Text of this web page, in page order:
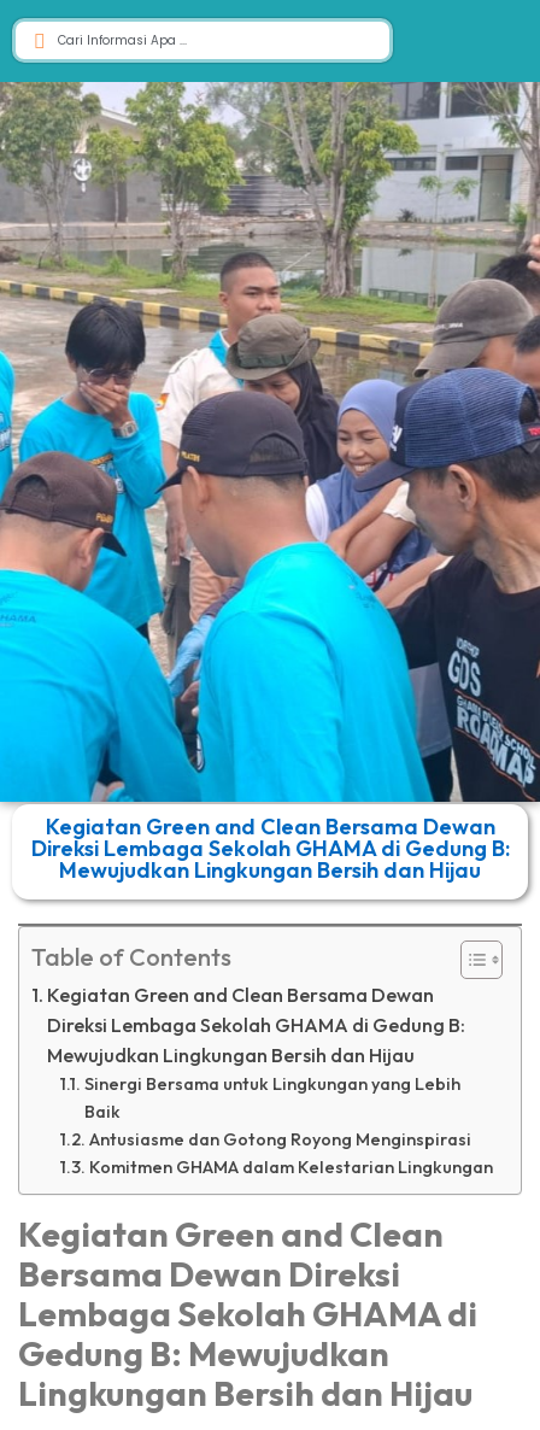
Kegiatan Green and Clean Bersama Dewan
Direksi Lembaga Sekolah GHAMA di Gedung B:
Mewujudkan Lingkungan Bersih dan Hijau
Table of Contents
Kegiatan Green and Clean Bersama Dewan
Direksi Lembaga Sekolah GHAMA di Gedung B:
Mewujudkan Lingkungan Bersih dan Hijau
Sinergi Bersama untuk Lingkungan yang Lebih
Baik
Antusiasme dan Gotong Royong Menginspirasi
Komitmen GHAMA dalam Kelestarian Lingkungan
Kegiatan Green and Clean
Bersama Dewan Direksi
Lembaga Sekolah GHAMA di
Gedung B: Mewujudkan
Lingkungan Bersih dan Hijau